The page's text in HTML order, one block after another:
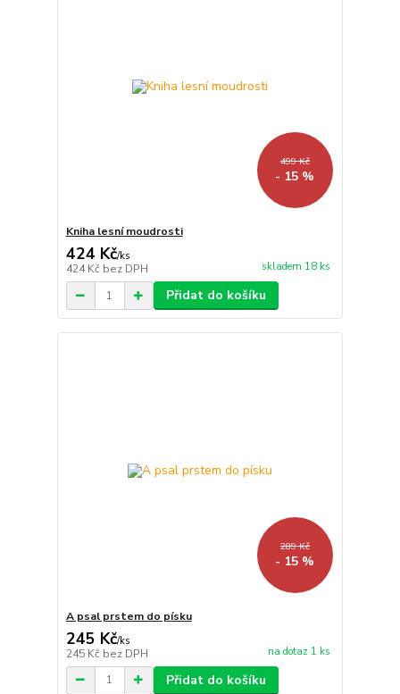
499 Kč
- 15 %
Kniha lesní moudrosti
424 Kč/ks
424 Kč bez DPH skladem 18 ks
Přidat do košíku
289 Kč
- 15 %
A psal prstem do písku
245 Kč/ks
245 Kč bez DPH na dotaz 1 ks
Přidat do košíku